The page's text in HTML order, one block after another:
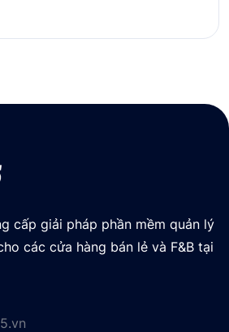
cấp giải pháp phần mềm quản lý
các cửa hàng bán lẻ và F&B tại